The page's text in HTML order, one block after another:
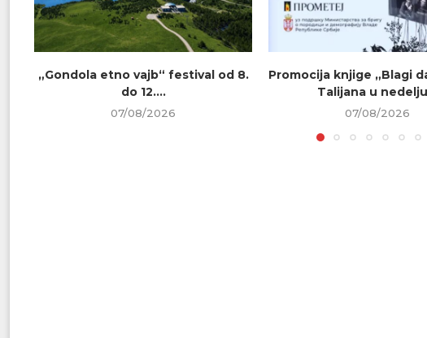
„Gondola etno vajb“ festival od 8.
do 12....
07/08/2026
Promocija knjige „Blagi
Talijana u
07/08/2026